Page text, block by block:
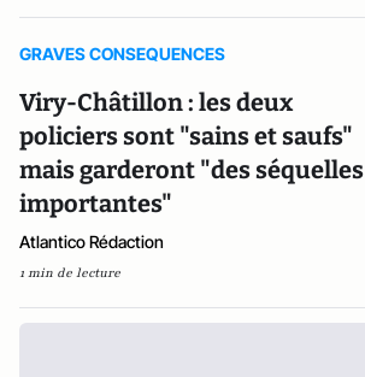
GRAVES CONSEQUENCES
Viry-Châtillon : les deux
policiers sont "sains et saufs"
mais garderont "des séquelles
importantes"
Atlantico Rédaction
1 min de lecture